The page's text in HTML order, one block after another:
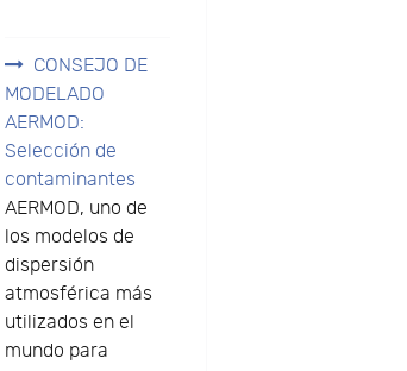
CONSEJO DE
MODELADO
AERMOD:
Selección de
contaminantes
AERMOD, uno de
los modelos de
dispersión
atmosférica más
utilizados en el
mundo para